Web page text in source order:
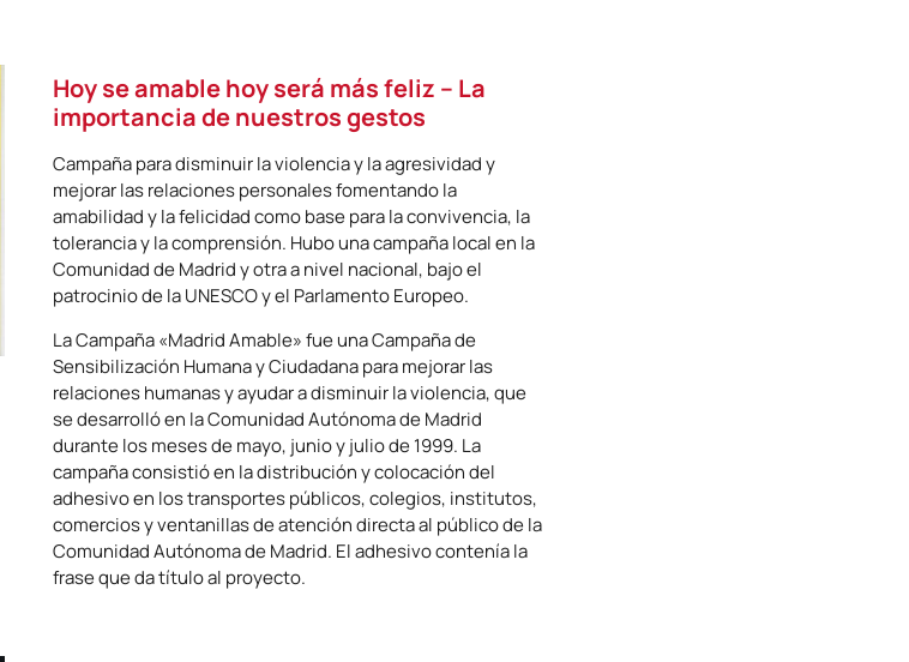
Hoy se amable hoy será más feliz – La
importancia de nuestros gestos
Campaña para disminuir la violencia y la agresividad y
mejorar las relaciones personales fomentando la
amabilidad y la felicidad como base para la convivencia, la
tolerancia y la comprensión. Hubo una campaña local en la
Comunidad de Madrid y otra a nivel nacional, bajo el
patrocinio de la UNESCO y el Parlamento Europeo.
La Campaña «Madrid Amable» fue una Campaña de
Sensibilización Humana y Ciudadana para mejorar las
relaciones humanas y ayudar a disminuir la violencia, que
se desarrolló en la Comunidad Autónoma de Madrid
durante los meses de mayo, junio y julio de 1999. La
campaña consistió en la distribución y colocación del
adhesivo en los transportes públicos, colegios, institutos,
comercios y ventanillas de atención directa al público de la
Comunidad Autónoma de Madrid. El adhesivo contenía la
frase que da título al proyecto.